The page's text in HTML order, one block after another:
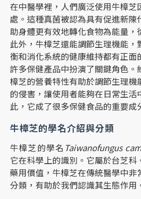
在中醫學裡，人們廣泛使用牛樟芝
處。這種真菌被認為具有促進新陳
助身體更有效地轉化食物為能量，
此外，牛樟芝還能調節生理機能，
衡和消化系統的健康維持都有正面
許多保健產品中扮演了關鍵角色。
樟芝的營養特性有助於調節生理機
的侵害，讓使用者能夠在日常生活
此，它成了很多保健食品的重要成
牛樟芝的學名介紹與分類
牛樟芝的學名 Taiwanofungus
它在科學上的識別。它屬於台芝科
藥用價值，牛樟芝在傳統醫學中非
分類，有助於我們認識其生態作用